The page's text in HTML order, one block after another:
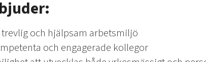
trevlig och hjälpsam arbetsmiljö
och engagerade kollegor